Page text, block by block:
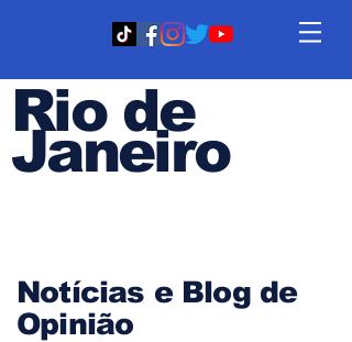
Rio de
Janeiro
Notícias e Blog de
Opinião